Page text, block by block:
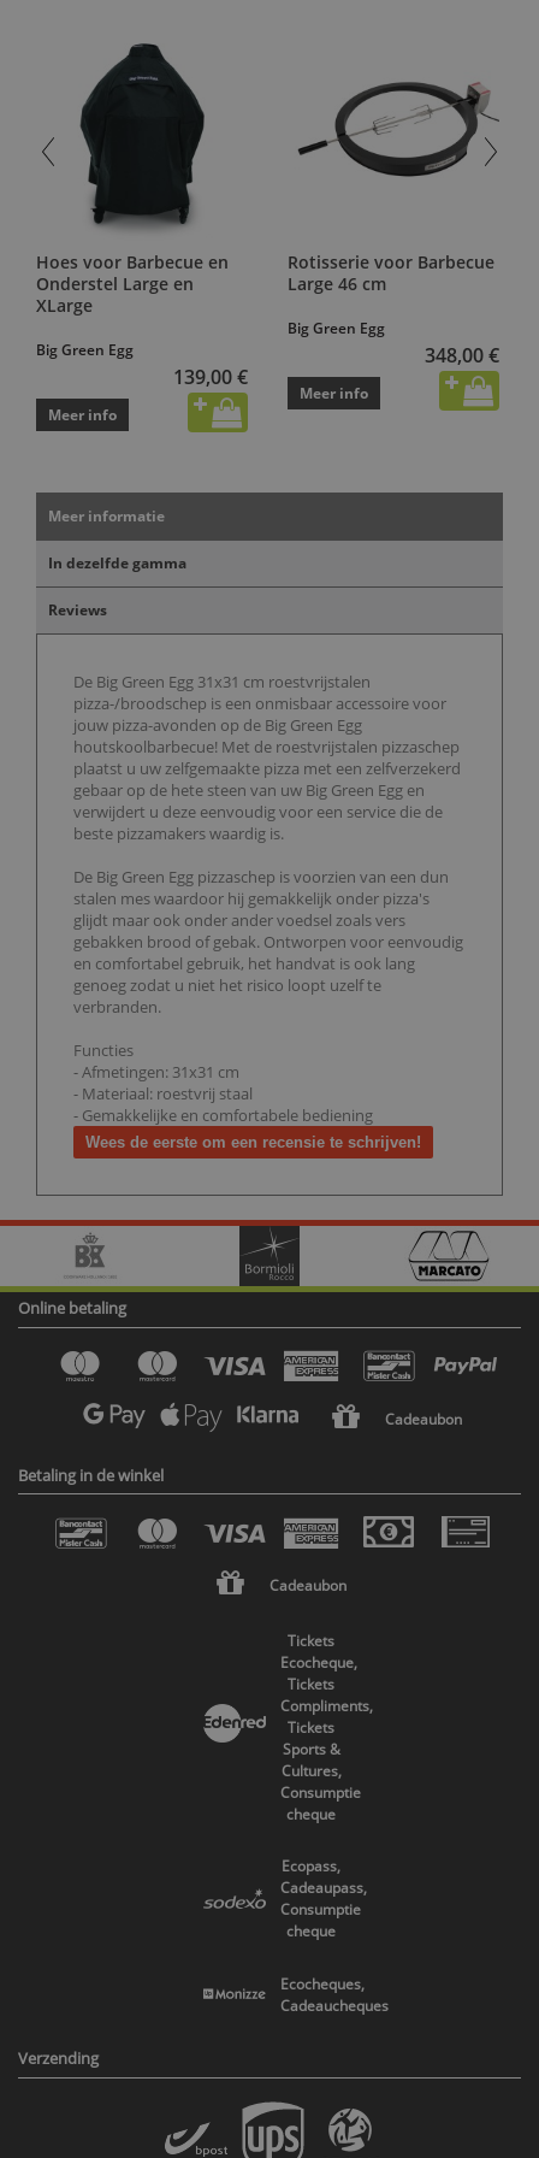
Hoes voor Barbecue en
Onderstel Large en
XLarge
Big Green Egg
139,00 €
Meer info
Rotisserie voor Barbecue
Large 46 cm
Big Green Egg
348,00 €
Meer info
Meer informatie
In dezelfde gamma
Reviews
De Big Green Egg 31x31 cm roestvrijstalen
pizza-/broodschep is een onmisbaar accessoire voor
jouw pizza-avonden op de Big Green Egg
houtskoolbarbecue! Met de roestvrijstalen pizzaschep
plaatst u uw zelfgemaakte pizza met een zelfverzekerd
gebaar op de hete steen van uw Big Green Egg en
verwijdert u deze eenvoudig voor een service die de
beste pizzamakers waardig is.
De Big Green Egg pizzaschep is voorzien van een dun
stalen mes waardoor hij gemakkelijk onder pizza's
glijdt maar ook onder ander voedsel zoals vers
gebakken brood of gebak. Ontworpen voor eenvoudig
en comfortabel gebruik, het handvat is ook lang
genoeg zodat u niet het risico loopt uzelf te
verbranden.
Functies
- Afmetingen: 31x31 cm
- Materiaal: roestvrij staal
- Gemakkelijke en comfortabele bediening
Wees de eerste om een recensie te schrijven!
Online betaling
Cadeaubon
Betaling in de winkel
Cadeaubon
Tickets
Ecocheque,
Tickets
Compliments,
Tickets
Sports &
Cultures,
Consumptie
cheque
Ecopass,
Cadeaupass,
Consumptie
cheque
Ecocheques,
Cadeaucheques
Verzending